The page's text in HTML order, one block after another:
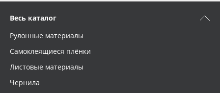
Весь каталог
Рулонные материалы
Самоклеящиеся плёнки
Листовые материалы
Чернила